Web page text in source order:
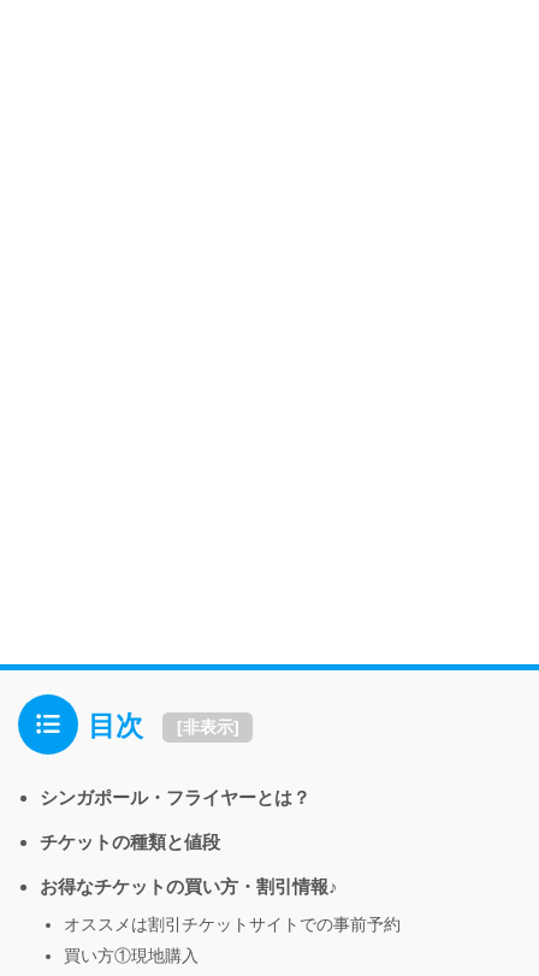
目次 [非表示]
シンガポール・フライヤーとは？
チケットの種類と値段
お得なチケットの買い方・割引情報♪
オススメは割引チケットサイトでの事前予約
買い方①現地購入